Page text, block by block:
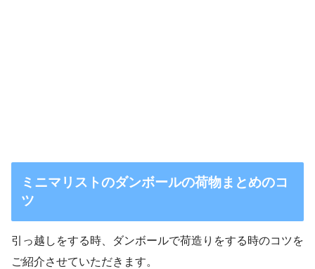
ミニマリストのダンボールの荷物まとめのコ
ツ
引っ越しをする時、ダンボールで荷造りをする時のコツを
ご紹介させていただきます。